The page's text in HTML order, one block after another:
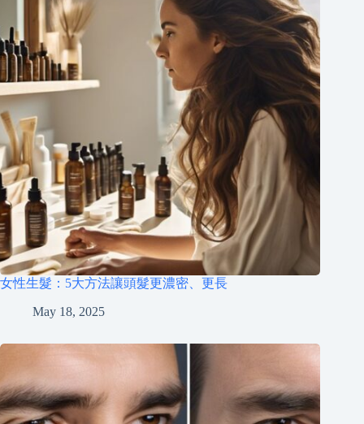
女性生髮：5大方法讓頭髮更濃密、更長
May 18, 2025